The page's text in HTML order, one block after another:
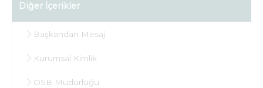
Diğer İçerikler
Başkandan Mesaj
Kurumsal Kimlik
OSB Müdürlüğü